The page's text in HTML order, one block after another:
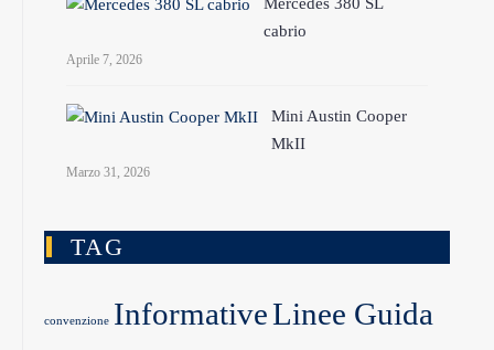
cabrio
Aprile 7, 2026
Mini Austin Cooper
MkII
Marzo 31, 2026
TAG
convenzione InformativeLinee Guida